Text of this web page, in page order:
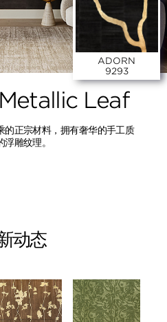
ADORN
9293
Leaf
的正宗材料，拥有奢华的手工质
雕纹理。
动态